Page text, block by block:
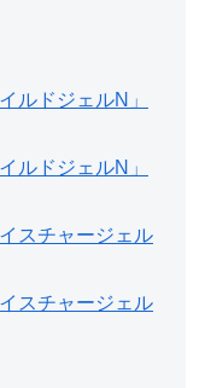
ルドジェルN」
ルドジェルN」
イスチャージェル
イスチャージェル